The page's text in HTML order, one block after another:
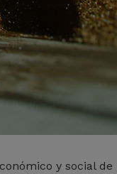
y social de